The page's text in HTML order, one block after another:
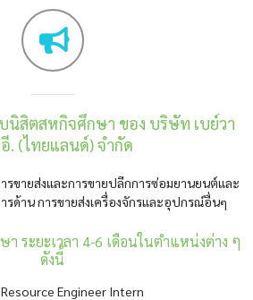
นิสิตสหกิจศึกษา ของ บริษัท เบย์วา
. (ไทยแลนด์) จำกัด
รขายส่งและการขายปลีกการซ่อมยานยนต์และ
รด้าน การขายส่งเครื่องจักรและอุปกรณ์อื่นๆ
า ระยะเวลา 4-6 เดือนในตำแหน่งต่าง ๆ
ดังนี้
Engineer Intern